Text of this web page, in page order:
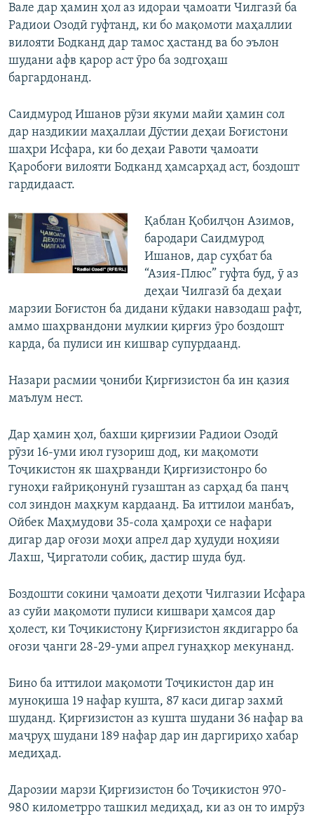
Auto 240p 360p 480p
720p 1080p
360p
480p
Вале дар ҳамин ҳол аз идораи ҷамоати Чилгазӣ ба
Радиои Озодӣ гуфтанд, ки бо мақомоти маҳаллии
вилояти Бодканд дар тамос ҳастанд ва бо эълон
шудани афв қарор аст ӯро ба зодгоҳаш
баргардонанд.
Саидмурод Ишанов рӯзи якуми майи ҳамин сол
дар наздикии маҳаллаи Дӯстии деҳаи Боғистони
шаҳри Исфара, ки бо деҳаи Равоти ҷамоати
Қаробоғи вилояти Бодканд ҳамсарҳад аст, боздошт
гардидааст.
Қаблан Қобилҷон Азимов,
бародари Саидмурод
Ишанов, дар суҳбат ба
“Азия-Плюс” гуфта буд, ӯ аз
деҳаи Чилгазӣ ба деҳаи
марзии Боғистон ба дидани кӯдаки навзодаш рафт,
аммо шаҳрвандони мулкии қирғиз ӯро боздошт
карда, ба пулиси ин кишвар супурдаанд.
Назари расмии ҷониби Қирғизистон ба ин қазия
маълум нест.
Дар ҳамин ҳол, бахши қирғизии Радиои Озодӣ
рӯзи 16-уми июл гузориш дод, ки мақомоти
Тоҷикистон як шаҳрванди Қирғизистонро бо
гуноҳи ғайриқонунӣ гузаштан аз сарҳад ба панҷ
сол зиндон маҳкум кардаанд. Ба иттилои манбаъ,
Ойбек Маҳмудови 35-сола ҳамроҳи се нафари
дигар дар оғози моҳи апрел дар ҳудуди ноҳияи
Лахш, Ҷиргатоли собиқ, дастир шуда буд.
Боздошти сокини ҷамоати деҳоти Чилгазии Исфара
аз суйи мақомоти пулиси кишвари ҳамсоя дар
ҳолест, ки Тоҷикистону Қирғизистон якдигарро ба
оғози ҷанги 28-29-уми апрел гунаҳкор мекунанд.
Бино ба иттилои мақомоти Тоҷикистон дар ин
муноқиша 19 нафар кушта, 87 каси дигар захмӣ
шуданд. Қирғизистон аз кушта шудани 36 нафар ва
маҷруҳ шудани 189 нафар дар ин даргириҳо хабар
медиҳад.
Дарозии марзи Қирғизистон бо Тоҷикистон 970-
980 километрро ташкил медиҳад, ки аз он то имрӯз